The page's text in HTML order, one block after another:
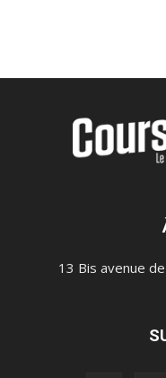
13 Bis avenue